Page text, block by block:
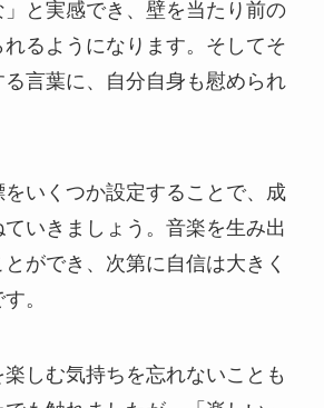
」と実感でき、壁を当たり前の
るようになります。そしてそ
言葉に、自分自身も慰められ
いくつか設定することで、成
いきましょう。音楽を生み出
ができ、次第に自信は大きく
。
しむ気持ちを忘れないことも